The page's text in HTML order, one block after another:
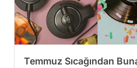
Temmuz Sıcağından